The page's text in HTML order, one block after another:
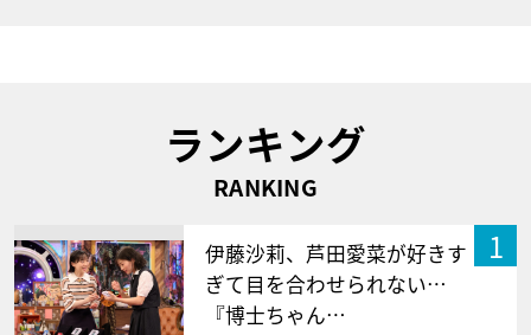
ランキング
RANKING
1
伊藤沙莉、芦田愛菜が好きす
ぎて目を合わせられない…
『博士ちゃん…